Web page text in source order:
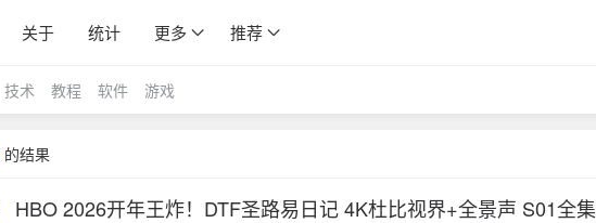
关于 统计 更多 推荐
技术 教程 软件 游戏
的结果
2026-04-06
HBO 2026开年王炸！DTF圣路易日记 4K杜比视界+全景声 S01全集